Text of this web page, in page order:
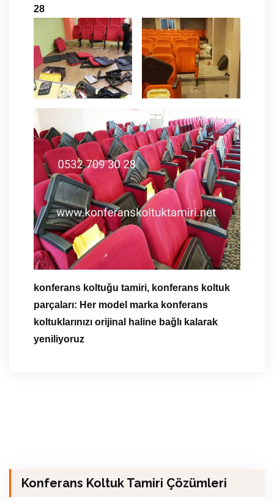
28
konferans koltuğu tamiri, konferans koltuk
parçaları: Her model marka konferans
koltuklarınızı orijinal haline bağlı kalarak
yeniliyoruz
Konferans Koltuk Tamiri Çözümleri